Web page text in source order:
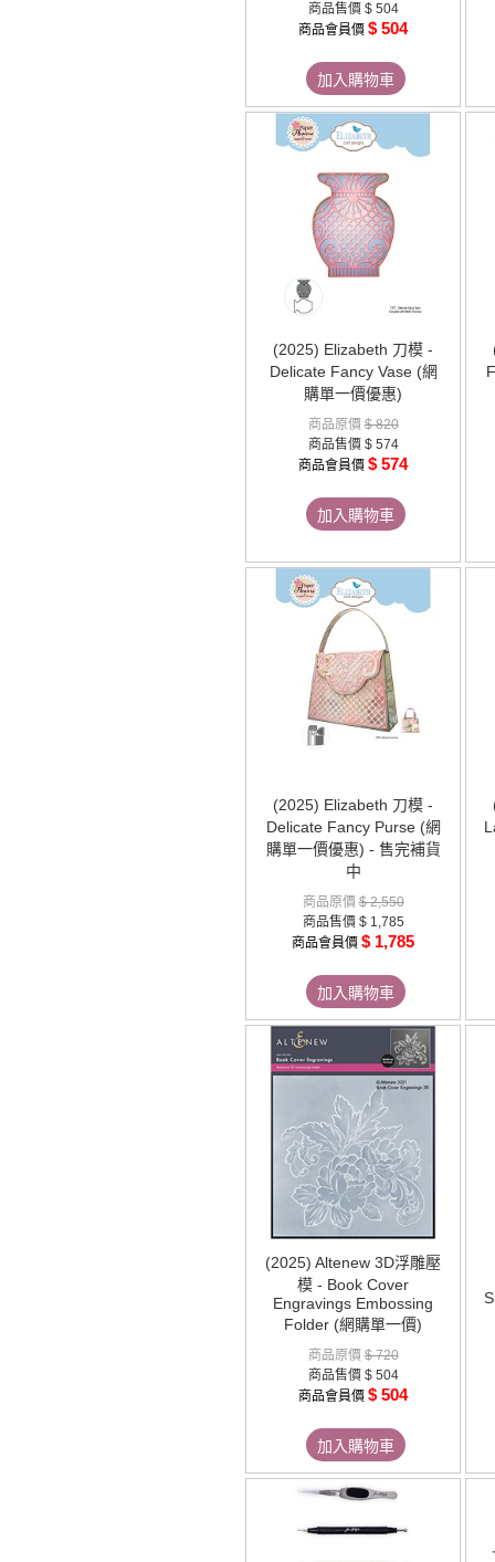
商品售價 $ 504
商品會員價 $ 504
加入購物車
(2025) Elizabeth 刀模 -
Delicate Fancy Vase (網
購單一價優惠)
商品原價$ 820
商品售價 $ 574
商品會員價 $ 574
加入購物車
(2025) Elizabeth 刀模 -
Delicate Fancy Purse (網
購單一價優惠) - 售完補貨
中
商品原價$ 2,550
商品售價 $ 1,785
商品會員價 $ 1,785
加入購物車
(2025) Altenew 3D浮雕壓
模 - Book Cover
Engravings Embossing
Folder (網購單一價)
商品原價$ 720
商品售價 $ 504
商品會員價 $ 504
加入購物車